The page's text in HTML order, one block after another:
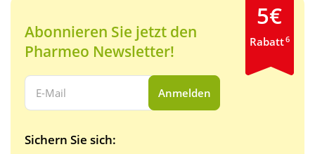
Abonnieren Sie jetzt den
Pharmeo Newsletter!
Ihre E-Mail Adresse:
Anmelden
Sichern Sie sich:
5€
Rabatt6